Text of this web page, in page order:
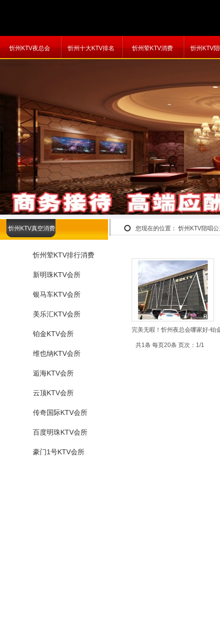
忻州KTV夜总会 忻州十大KTV排名 忻州荤KTV消费 忻州KTV
您现在的位置： 忻州KTV陪唱
忻州KTV真空消费
忻州荤KTV排行消费
新明珠KTV会所
银马车KTV会所
美乐汇KTV会所
铂金KTV会所
维也纳KTV会所
逅海KTV会所
云顶KTV会所
传奇国际KTV会所
百度明珠KTV会所
豪门1号KTV会所
完美无暇！忻州夜总会哪家好-铂
共1条 每页20条 页次：1/1